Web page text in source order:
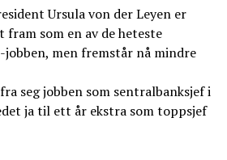
Ursula von der Leyen er
som en av de heteste
men fremstår nå mindre
seg jobben som sentralbanksjef i
ja til ett år ekstra som toppsjef